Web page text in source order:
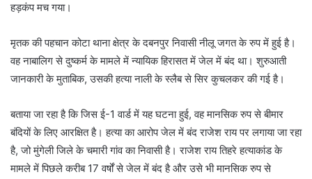
हड़कंप मच गया।
मृतक की पहचान कोटा थाना क्षेत्र के दबनपुर निवासी नीलू जगत के रुप में हुई है।
वह नाबालिग से दुष्कर्म के मामले में न्यायिक हिरासत में जेल में बंद था। शुरुआती
जानकारी के मुताबिक, उसकी हत्या नाली के स्लैब से सिर कुचलकर की गई है।
बताया जा रहा है कि जिस ई-1 वार्ड में यह घटना हुई, वह मानसिक रुप से बीमार
बंदियों के लिए आरक्षित है। हत्या का आरोप जेल में बंद राजेश राय पर लगाया जा रहा
है, जो मुंगेली जिले के चमारी गांव का निवासी है। राजेश राय तिहरे हत्याकांड के
मामले में पिछले करीब 17 वर्षों से जेल में बंद है और उसे भी मानसिक रुप से